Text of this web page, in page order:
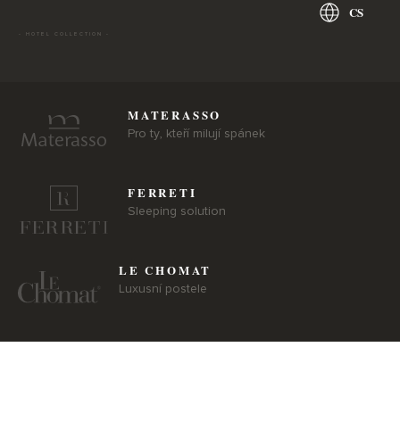
- HOTEL COLLECTION -
CS
MATERASSO
Pro ty, kteří milují spánek
FERRETI
Sleeping solution
LE CHOMAT
Luxusní postele